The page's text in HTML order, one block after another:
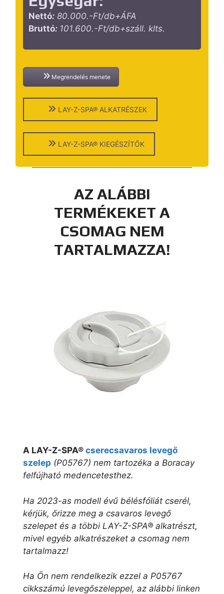
Nettó: 80.000.-Ft/db+ÁFA
Bruttó: 101.600.-Ft/db+száll. klts.
Megrendelés menete
LAY-Z-SPA® ALKATRÉSZEK
LAY-Z-SPA® KIEGÉSZÍTŐK
AZ ALÁBBI
TERMÉKEKET A
CSOMAG NEM
TARTALMAZZA!
A LAY-Z-SPA® cserecsavaros levegő
szelep (P05767) nem tartozéka a Boracay
felfújható medencetesthez.
Ha 2023-as modell évű bélésfóliát cserél,
kérjük, őrizze meg a csavaros levegő
szelepet és a többi LAY-Z-SPA® alkatrészt,
mivel egyéb alkatrészeket a csomag nem
tartalmazz!
Ha Ön nem rendelkezik ezzel a P05767
cikkszámú levegőszeleppel, az alábbi linken